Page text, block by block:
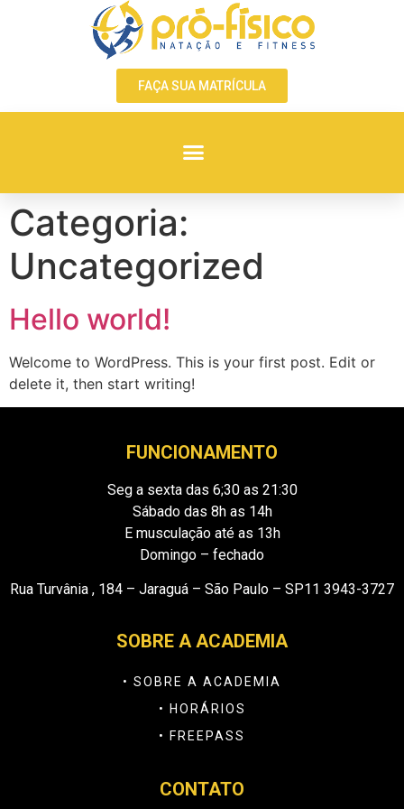
FAÇA SUA MATRÍCULA
Categoria:
Uncategorized
Hello world!
Welcome to WordPress. This is your first post. Edit or
delete it, then start writing!
FUNCIONAMENTO
Seg a sexta das 6;30 as 21:30
Sábado das 8h as 14h
E musculação até as 13h
Domingo – fechado
Rua Turvânia , 184 – Jaraguá – São Paulo – SP11 3943-3727
SOBRE A ACADEMIA
• SOBRE A ACADEMIA
• HORÁRIOS
• FREEPASS
CONTATO